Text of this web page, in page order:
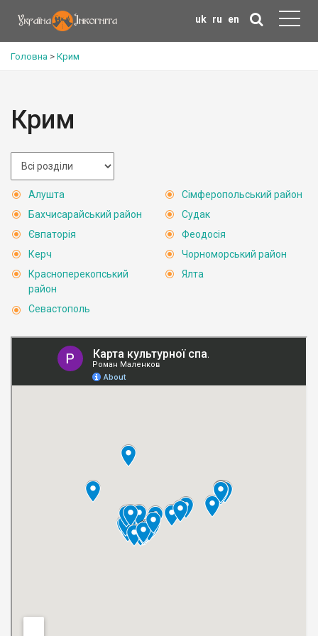
uk ru en
Головна > Крим
Крим
Алушта
Бахчисарайський район
Євпаторія
Керч
Красноперекопський
район
Севастополь
Сімферопольський район
Судак
Феодосія
Чорноморський район
Ялта